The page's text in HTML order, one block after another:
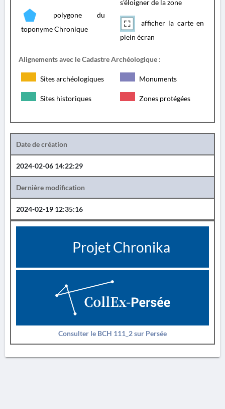
polygone du
toponyme Chronique
s'éloigner de la zone
afficher la carte en
plein écran
Alignements avec le Cadastre Archéologique :
Sites archéologiques Monuments
Sites historiques Zones protégées
Date de création
2024-02-06 14:22:29
Dernière modification
2024-02-19 12:35:16
Projet Chronika
Consulter le BCH 111_2 sur Persée